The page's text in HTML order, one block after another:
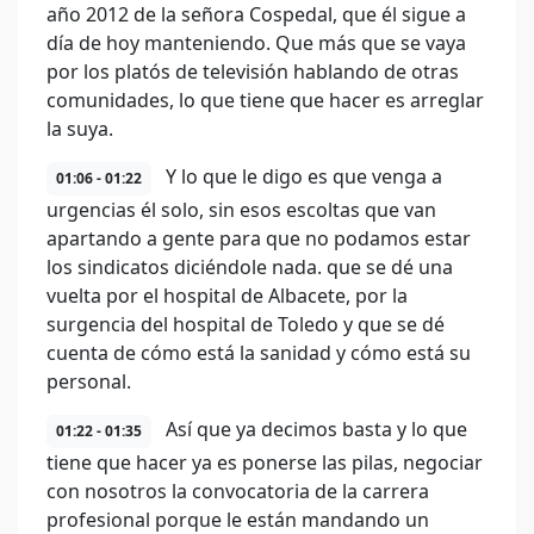
año 2012 de la señora Cospedal, que él sigue a
día de hoy manteniendo. Que más que se vaya
por los platós de televisión hablando de otras
comunidades, lo que tiene que hacer es arreglar
la suya.
01:06 - 01:22
Y lo que le digo es que venga a
urgencias él solo, sin esos escoltas que van
apartando a gente para que no podamos estar
los sindicatos diciéndole nada. que se dé una
vuelta por el hospital de Albacete, por la
surgencia del hospital de Toledo y que se dé
cuenta de cómo está la sanidad y cómo está su
personal.
01:22 - 01:35
Así que ya decimos basta y lo que
tiene que hacer ya es ponerse las pilas, negociar
con nosotros la convocatoria de la carrera
profesional porque le están mandando un